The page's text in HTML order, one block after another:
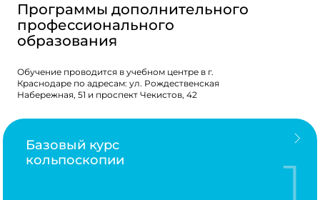
Программы дополнительного
профессионального
образования
Обучение проводится в учебном центре в г.
Краснодаре по адресам: ул. Рождественская
Набережная, 51 и проспект Чекистов, 42
Базовый курс
кольпоскопии
1